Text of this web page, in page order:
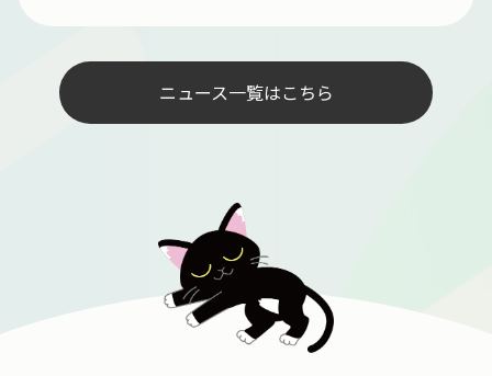
ニュース一覧はこちら